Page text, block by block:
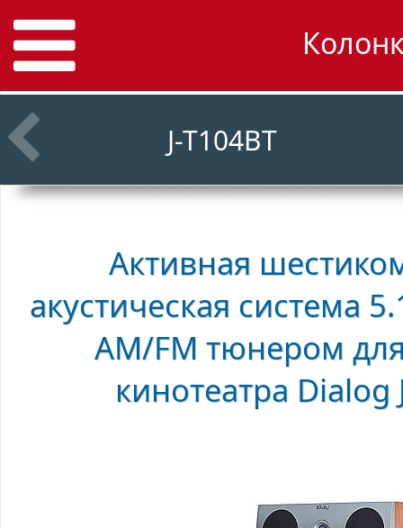
J-T104BT
Активная
акустическая система
AM/FM тюнером
кинотеатра Dialog